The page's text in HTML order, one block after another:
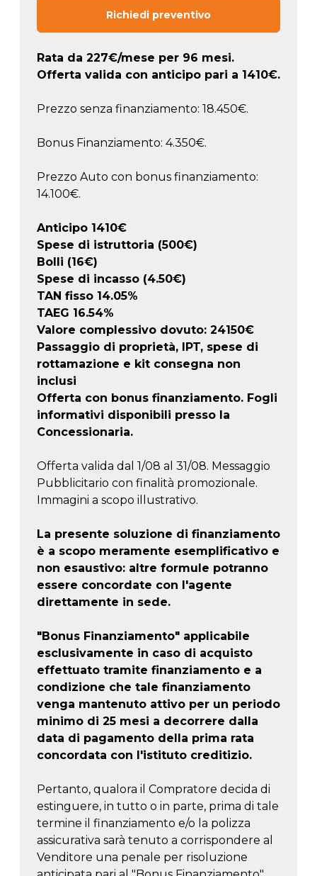
Richiedi preventivo
Rata da 227€/mese per 96 mesi.
Offerta valida con anticipo pari a 1410€.
Prezzo senza finanziamento: 18.450€.
Bonus Finanziamento: 4.350€.
Prezzo Auto con bonus finanziamento:
14.100€.
Anticipo 1410€
Spese di istruttoria (500€)
Bolli (16€)
Spese di incasso (4.50€)
TAN fisso 14.05%
TAEG 16.54%
Valore complessivo dovuto: 24150€
Passaggio di proprietà, IPT, spese di
rottamazione e kit consegna non
inclusi
Offerta con bonus finanziamento. Fogli
informativi disponibili presso la
Concessionaria.
Offerta valida dal 1/08 al 31/08. Messaggio
Pubblicitario con finalità promozionale.
Immagini a scopo illustrativo.
La presente soluzione di finanziamento
è a scopo meramente esemplificativo e
non esaustivo: altre formule potranno
essere concordate con l'agente
direttamente in sede.
"Bonus Finanziamento" applicabile
esclusivamente in caso di acquisto
effettuato tramite finanziamento e a
condizione che tale finanziamento
venga mantenuto attivo per un periodo
minimo di 25 mesi a decorrere dalla
data di pagamento della prima rata
concordata con l'istituto creditizio.
Pertanto, qualora il Compratore decida di
estinguere, in tutto o in parte, prima di tale
termine il finanziamento e/o la polizza
assicurativa sarà tenuto a corrispondere al
Venditore una penale per risoluzione